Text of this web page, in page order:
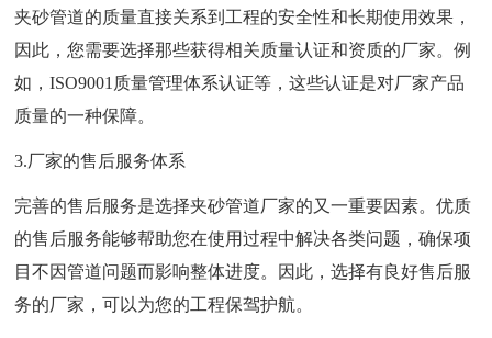
夹砂管道的质量直接关系到工程的安全性和长期使用效果，
因此，您需要选择那些获得相关质量认证和资质的厂家。例
如，ISO9001质量管理体系认证等，这些认证是对厂家产品
质量的一种保障。
3.厂家的售后服务体系
完善的售后服务是选择夹砂管道厂家的又一重要因素。优质
的售后服务能够帮助您在使用过程中解决各类问题，确保项
目不因管道问题而影响整体进度。因此，选择有良好售后服
务的厂家，可以为您的工程保驾护航。